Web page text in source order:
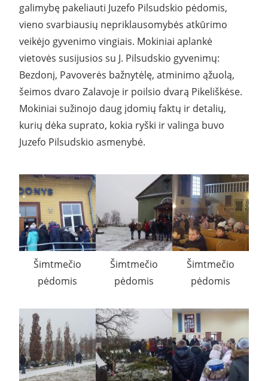
galimybę pakeliauti Juzefo Pilsudskio pėdomis,
vieno svarbiausių nepriklausomybės atkūrimo
veikėjo gyvenimo vingiais. Mokiniai aplankė
vietovės susijusios su J. Pilsudskio gyvenimų:
Bezdonį, Pavoverės bažnytėlę, atminimo ąžuolą,
šeimos dvaro Zalavoje ir poilsio dvarą Pikeliškėse.
Mokiniai sužinojo daug įdomių faktų ir detalių,
kurių dėka suprato, kokia ryški ir valinga buvo
Juzefo Pilsudskio asmenybė.
Šimtmečio
pėdomis
Šimtmečio
pėdomis
Šimtmečio
pėdomis